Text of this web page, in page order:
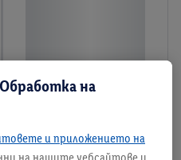
на
и приложението на
на нашите уебсайтове и